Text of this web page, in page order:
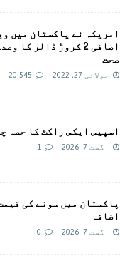
امريکہ نے پاکستان میں
اضافی 2 کروڑ ڈالر
صحت
جولائی 27, 2022 20,545
اسپیس ایکس راکٹ کا حصہ
اگست 7, 2026 1
اضافہ
اگست 7, 2026 0